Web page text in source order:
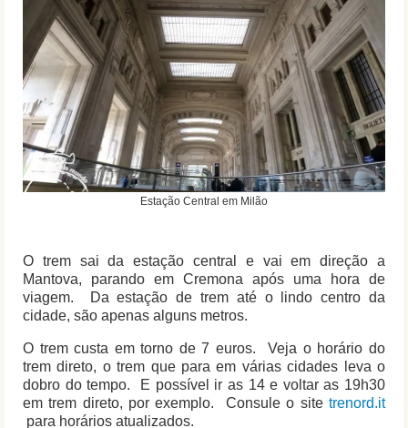
Estação Central em Milão
O trem sai da estação central e vai em direção a
Mantova, parando em Cremona após uma hora de
viagem. Da estação de trem até o lindo centro da
cidade, são apenas alguns metros.
O trem custa em torno de 7 euros. Veja o horário do
trem direto, o trem que para em várias cidades leva o
dobro do tempo. E possível ir as 14 e voltar as 19h30
em trem direto, por exemplo. Consule o site trenord.it
para horários atualizados.